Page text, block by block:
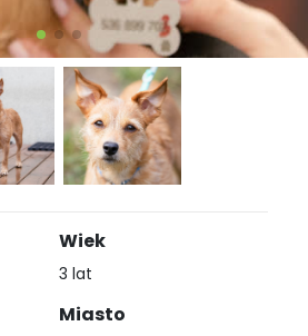
Wiek
3 lat
Miasto